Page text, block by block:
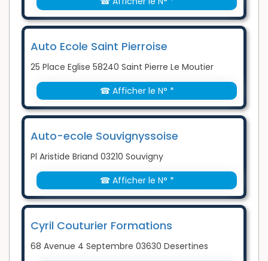
Auto Ecole Saint Pierroise
25 Place Eglise 58240 Saint Pierre Le Moutier
☎ Afficher le N° *
Auto-ecole Souvignyssoise
Pl Aristide Briand 03210 Souvigny
☎ Afficher le N° *
Cyril Couturier Formations
68 Avenue 4 Septembre 03630 Desertines